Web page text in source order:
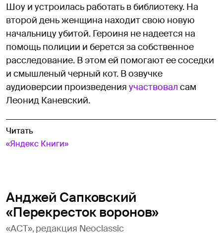
Шоу и устроилась работать в библиотеку. На
второй день женщина находит свою новую
начальницу убитой. Героиня не надеется на
помощь полиции и берется за собственное
расследование. В этом ей помогают ее соседки
и смышленый черный кот. В озвучке
аудиоверсии произведения участвовал сам
Леонид Каневский.
Читать
«Яндекс Книги»
Анджей Сапковский
«Перекресток воронов»
«АСТ», редакция Neoclassic